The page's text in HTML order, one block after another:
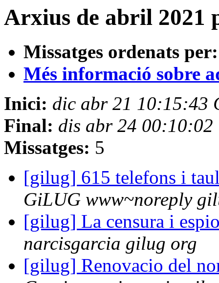
Arxius de abril 2021
Missatges ordenats per:
Més informació sobre
Inici: dic abr 21 10:15:43
Final: dis abr 24 00:10:02
Missatges: 5
[gilug] 615 telefons i
GiLUG www~noreply
[gilug] La censura i
narcisgarcia gilug org
[gilug] Renovacio del